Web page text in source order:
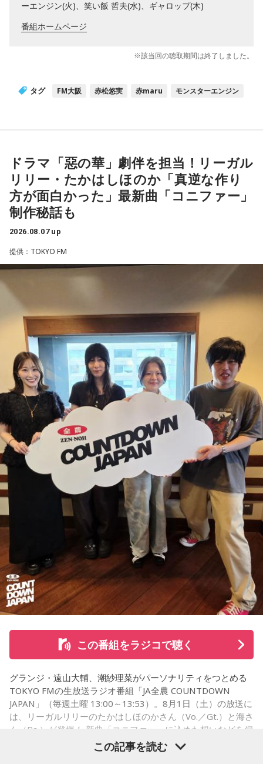
ーエンジン(火)、笑い飯 哲夫(水)、ギャロップ(木)
番組ホームページ
※該当回の聴取期間は終了しました。
タグ FM大阪 赤松悠実 赤maru モンスターエンジン
ドラマ「惡の華」劇伴を担当！リーガル
リリー・たかはしほのか「真逆な作り
方が面白かった」最新曲「コニファー」
制作秘話も
2026.08.07 up
提供：TOKYO FM
この番組をラジコで聴く
グランジ・遠山大輔、潮紗理菜がパーソナリティをつとめる
TOKYO FMの生放送ラジオ番組「JA全農 COUNTDOWN
JAPAN」（毎週土曜 13:00～13:53）。8月1日（土）の放送に
は、リーガルリリーのたかはしほのかさん（Vo.／Gt.）と海さ
ん（Ba.）が登場！ 新曲「コニファー」に込めた想いなどを伺
この記事を読む